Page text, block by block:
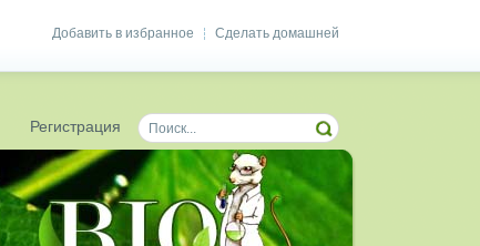
Сделать домашней
Добавить в избранное
Регистрация